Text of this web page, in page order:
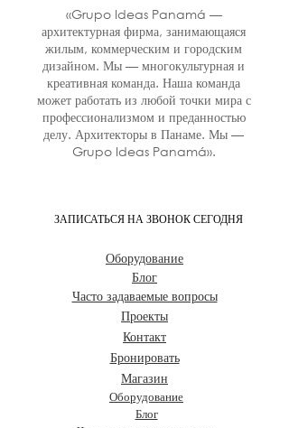
«Grupo Ideas Panamá —
архитектурная фирма, занимающаяся
жилым, коммерческим и городским
дизайном. Мы — многокультурная и
креативная команда. Наша команда
может работать из любой точки мира с
профессионализмом и преданностью
делу. Архитекторы в Панаме. Мы —
Grupo Ideas Panamá».
ЗАПИСАТЬСЯ НА ЗВОНОК СЕГОДНЯ
Оборудование
Блог
Часто задаваемые вопросы
Проекты
Контакт
Бронировать
Магазин
Оборудование
Блог